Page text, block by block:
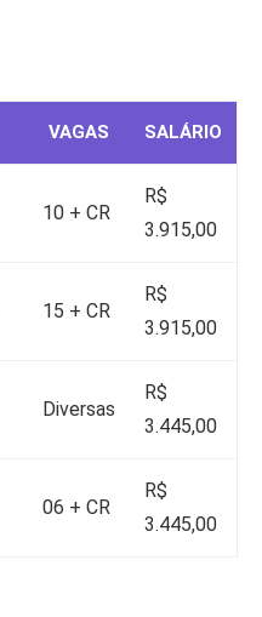
VAGAS SALÁRIO
10 + CR
R$
3.915,00
15 + CR
R$
3.915,00
Diversas
R$
3.445,00
06 + CR
R$
3.445,00